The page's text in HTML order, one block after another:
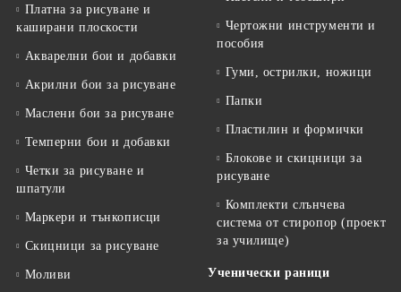
Платна за рисуване и
каширани плоскости
Акварелни бои и добавки
Акрилни бои за рисуване
Маслени бои за рисуване
Темперни бои и добавки
Четки за рисуване и
шпатули
Маркери и тънкописци
Скицници за рисуване
Моливи
Чертожни инструменти и
пособия
Гуми, острилки, ножици
Папки
Пластилин и формички
Блокове и скицници за
рисуване
Комплекти слънчева
система от стиропор (проект
за училище)
Ученически раници